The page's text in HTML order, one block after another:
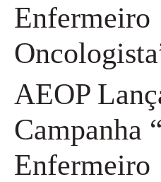
Enfermeiro
AEOP
Campanha
Enfermeiro